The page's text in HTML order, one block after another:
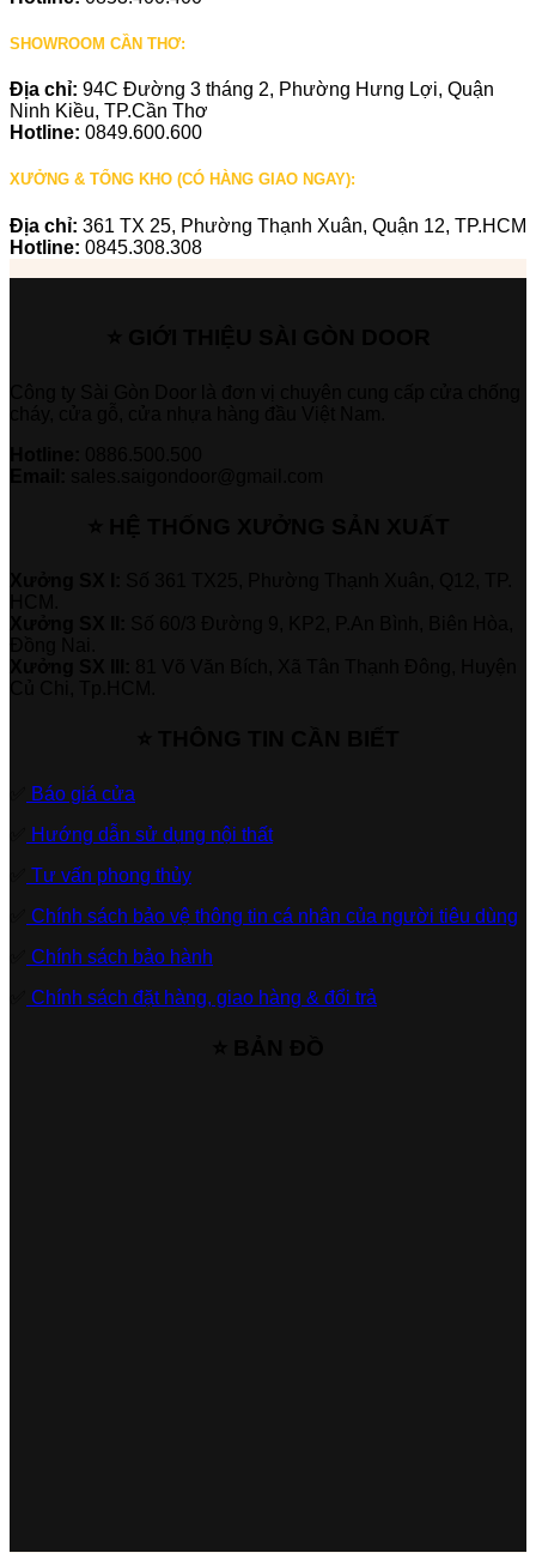
SHOWROOM CẦN THƠ:
Địa chỉ: 94C Đường 3 tháng 2, Phường Hưng Lợi, Quận
Ninh Kiều, TP.Cần Thơ
Hotline: 0849.600.600
XƯỞNG & TỔNG KHO (CÓ HÀNG GIAO NGAY):
Địa chỉ: 361 TX 25, Phường Thạnh Xuân, Quận 12, TP.HCM
Hotline: 0845.308.308
Báo giá cửa
Hướng dẫn sử dụng nội thất
Tư vấn phong thủy
Chính sách bảo vệ thông tin cá nhân của người tiêu dùng
Chính sách bảo hành
Chính sách đặt hàng, giao hàng & đổi trả